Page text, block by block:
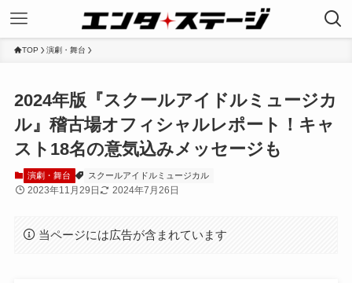
TOP 演劇・舞台
2024年版『スクールアイドルミュージカ
ル』稽古場オフィシャルレポート！キャ
スト18名の意気込みメッセージも
演劇・舞台 スクールアイドルミュージカル
2023年11月29日 2024年7月26日
当ページには広告が含まれています